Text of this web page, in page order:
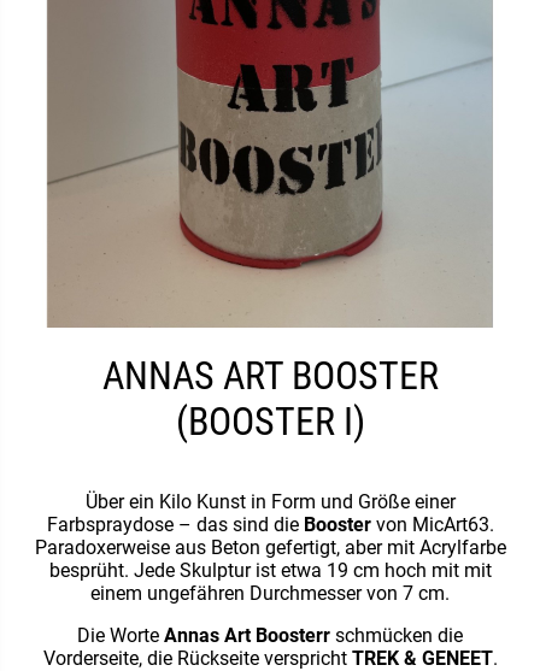
ANNAS ART BOOSTER
(BOOSTER I)
Über ein Kilo Kunst in Form und Größe einer
Farbspraydose – das sind die Boostervon MicArt63.
Paradoxerweise aus Beton gefertigt, aber mit Acrylfarbe
besprüht. Jede Skulptur ist etwa 19 cm hoch mit mit
einem ungefähren Durchmesser von 7 cm.
Die Worte Annas Art Boosterr schmücken die
Vorderseite, die Rückseite verspricht TREK & GENEET.